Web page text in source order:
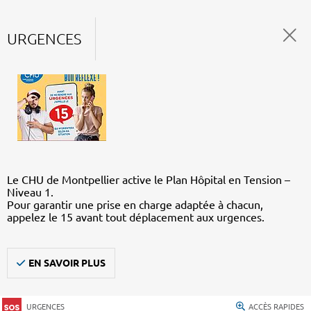
URGENCES
Le CHU de Montpellier active le Plan Hôpital en Tension –
Niveau 1.
Pour garantir une prise en charge adaptée à chacun,
appelez le 15 avant tout déplacement aux urgences.
EN SAVOIR PLUS
URGENCES ACCÈS RAPIDES